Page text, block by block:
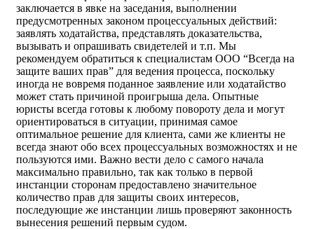
заключается в явке на заседания, выполнении
предусмотренных законом процессуальных действий:
заявлять ходатайства, представлять доказательства,
вызывать и опрашивать свидетелей и т.п. Мы
рекомендуем обратиться к специалистам ООО “Всегда на
защите ваших прав” для ведения процесса, поскольку
иногда не вовремя поданное заявление или ходатайство
может стать причиной проигрыша дела. Опытные
юристы всегда готовы к любому повороту дела и могут
ориентироваться в ситуации, принимая самое
оптимальное решение для клиента, сами же клиенты не
всегда знают обо всех процессуальных возможностях и не
пользуются ими. Важно вести дело с самого начала
максимально правильно, так как только в первой
инстанции сторонам предоставлено значительное
количество прав для защиты своих интересов,
последующие же инстанции лишь проверяют законность
вынесения решений первым судом.